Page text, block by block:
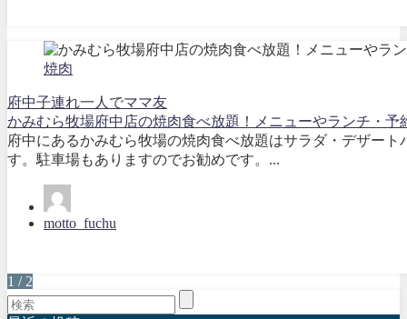
焼肉
府中子連れ一人でママ友
かみむら牧場府中店の焼肉食べ放題！メニューやランチ・予
府中にあるかみむら牧場の焼肉食べ放題はサラダ・デザー
す。駐車場もありますのでお勧めです。...
motto_fuchu
1 / 2